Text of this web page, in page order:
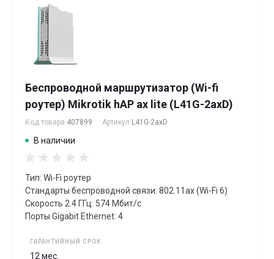
Беспроводной маршрутизатор (Wi-fi
роутер) Mikrotik hAP ax lite (L41G-2axD)
Код товара 407899 Артикул L41G-2axD
В наличии
Тип: Wi-Fi роутер
Стандарты беспроводной связи: 802.11ax (Wi-Fi 6)
Скорость 2.4 ГГц: 574 Мбит/с
Порты Gigabit Ethernet: 4
ГАРАНТИЙНЫЙ СРОК
12 мес.